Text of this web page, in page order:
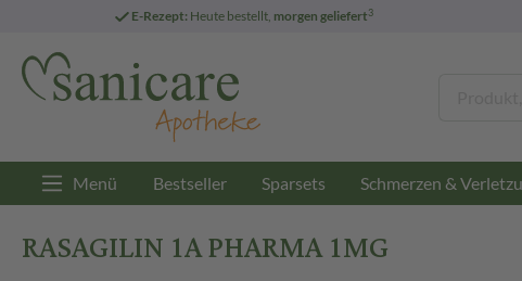
E-Rezept: Heute bestellt, morgen geliefert3
Menü Bestseller Sparsets Schmerzen &
RASAGILIN 1A PHARMA 1MG